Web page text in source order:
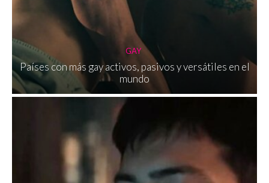
GAY
Países con más gay activos, pasivos y versátiles en el
mundo